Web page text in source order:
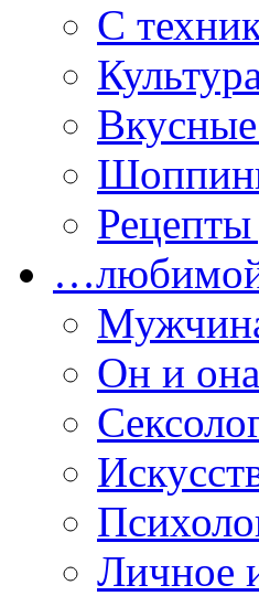
С
Он и она
Личное